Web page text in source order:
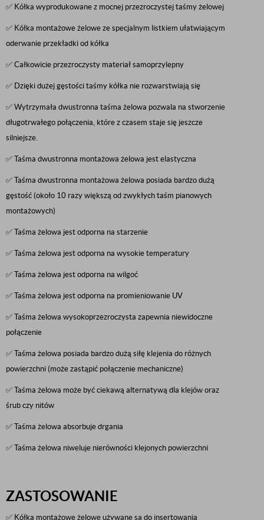
✅ Kółka wyprodukowane z mocnej przezroczystej taśmy żelowej
✅ Kółka montażowe żelowe ze specjalnym listkiem ułatwiającym
oderwanie przekładki od kółka
✅ Całkowicie przezroczysty materiał samoprzylepny
✅ Dzięki dużej gęstości taśmy kółka nie rozwarstwiają się
✅ Wytrzymała dwustronna taśma żelowa pozwala na stworzenie
długotrwałego połączenia, które z czasem staje się jeszcze
silniejsze.
✅ Taśma dwustronna montażowa żelowa jest elastyczna
✅ Taśma dwustronna montażowa żelowa posiada bardzo dużą
gęstość (około 10 razy większą od zwykłych taśm pianowych
montażowych)
✅ Taśma żelowa jest odporna na starzenie
✅ Taśma żelowa jest odporna na wysokie temperatury
✅ Taśma żelowa jest odporna na wilgoć
✅ Taśma żelowa jest odporna na promieniowanie UV
✅ Taśma żelowa wysokoprzezroczysta zapewnia niewidoczne
połączenie
✅ Taśma żelowa posiada bardzo dużą siłę klejenia do różnych
powierzchni (może zastąpić połączenie mechaniczne)
✅ Taśma żelowa może być ciekawą alternatywą dla klejów oraz
śrub czy nitów
✅ Taśma żelowa absorbuje drgania
✅ Taśma żelowa niweluje nierówności klejonych powierzchni
ZASTOSOWANIE
✅ Kółka montażowe żelowe używane są do insertowania